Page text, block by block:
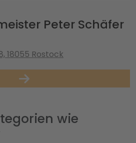
Peter Schäfer
18055 Rostock
wie